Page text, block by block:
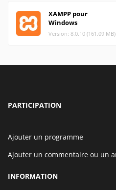
XAMPP pour
Windows
Version: 8.0.10 (161.09 MB)
PARTICIPATION
Ajouter un programme
Ajouter un commentaire ou un
INFORMATION